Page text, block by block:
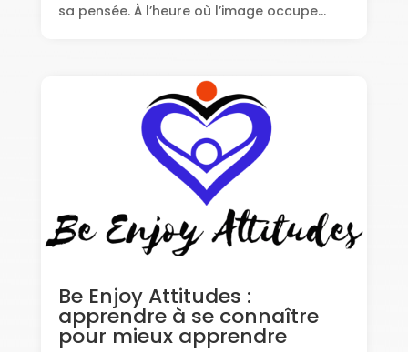
sa pensée. À l’heure où l’image occupe...
Be Enjoy Attitudes :
apprendre à se connaître
pour mieux apprendre